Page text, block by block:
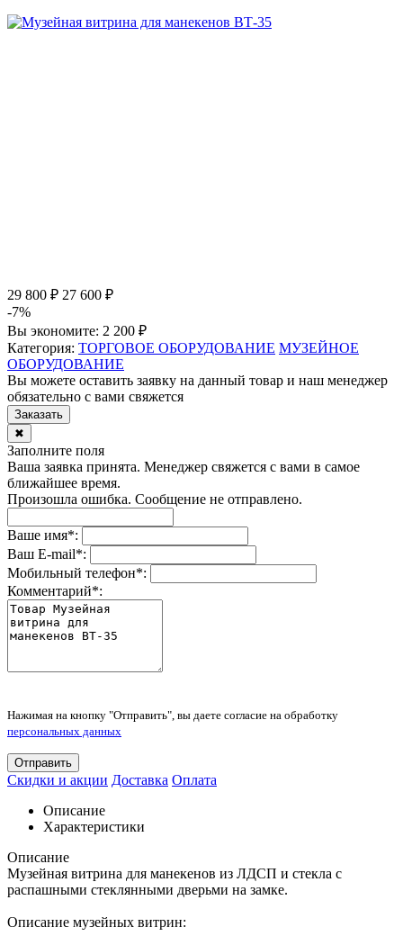
29 800 ₽ 27 600 ₽
-7%
Вы экономите: 2 200 ₽
Категория: ТОРГОВОЕ ОБОРУДОВАНИЕ МУЗЕЙНОЕ
ОБОРУДОВАНИЕ
Вы можете оставить заявку на данный товар и наш менеджер
обязательно с вами свяжется
Заказать
✖
Заполните поля
Ваша заявка принята. Менеджер свяжется с вами в самое
ближайшее время.
Произошла ошибка. Сообщение не отправлено.
Ваше имя*:
Ваш E-mail*:
Мобильный телефон*:
Комментарий*:
Нажимая на кнопку "Отправить", вы даете согласие на обработку
персональных данных
Отправить
Скидки и акции Доставка Оплата
Описание
Характеристики
Описание
Музейная витрина для манекенов из ЛДСП и стекла с
распашными стеклянными дверьми на замке.
Описание музейных витрин: